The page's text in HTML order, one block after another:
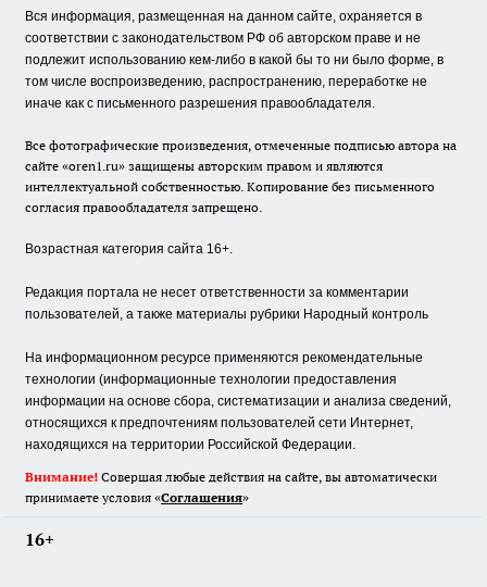
Вся информация, размещенная на данном сайте, охраняется в
соответствии с законодательством РФ об авторском праве и не
подлежит использованию кем-либо в какой бы то ни было форме, в
том числе воспроизведению, распространению, переработке не
иначе как с письменного разрешения правообладателя.
Все фотографические произведения, отмеченные подписью автора на
сайте «oren1.ru» защищены авторским правом и являются
интеллектуальной собственностью. Копирование без письменного
согласия правообладателя запрещено.
Возрастная категория сайта 16+.
Редакция портала не несет ответственности за комментарии
пользователей, а также материалы рубрики Народный контроль
На информационном ресурсе применяются рекомендательные
технологии (информационные технологии предоставления
информации на основе сбора, систематизации и анализа сведений,
относящихся к предпочтениям пользователей сети Интернет,
находящихся на территории Российской Федерации.
Внимание! Совершая любые действия на сайте, вы автоматически
принимаете условия «Cоглашения»
16+